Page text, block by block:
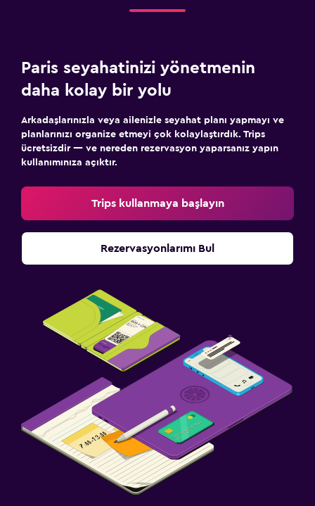
Paris seyahatinizi yönetmenin
daha kolay bir yolu
Arkadaşlarınızla veya ailenizle seyahat planı yapmayı ve
planlarınızı organize etmeyi çok kolaylaştırdık. Trips
ücretsizdir — ve nereden rezervasyon yaparsanız yapın
kullanımınıza açıktır.
Trips kullanmaya başlayın
Rezervasyonlarımı Bul